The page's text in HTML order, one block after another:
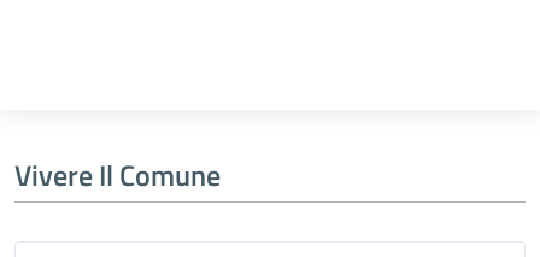
Vivere Il Comune